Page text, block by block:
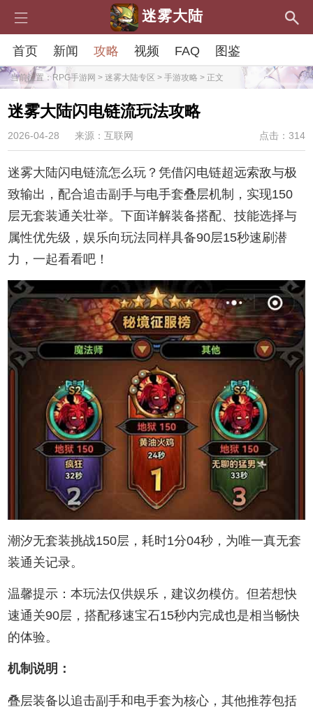
迷雾大陆
首页 新闻 攻略 视频 FAQ 图鉴
当前位置：RPG手游网 > 迷雾大陆专区 > 手游攻略 > 正文
迷雾大陆闪电链流玩法攻略
2026-04-28 来源：互联网 点击：314
迷雾大陆闪电链流怎么玩？凭借闪电链超远索敌与极
致输出，配合追击副手与电手套叠层机制，实现150
层无套装通关壮举。下面详解装备搭配、技能选择与
属性优先级，娱乐向玩法同样具备90层15秒速刷潜
力，一起看看吧！
潮汐无套装挑战150层，耗时1分04秒，为唯一真无套
装通关记录。
温馨提示：本玩法仅供娱乐，建议勿模仿。但若想快
速通关90层，搭配移速宝石15秒内完成也是相当畅快
的体验。
机制说明：
叠层装备以追击副手和电手套为核心，其他推荐包括